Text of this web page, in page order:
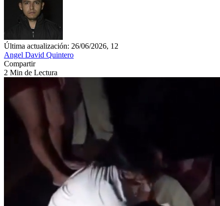
Última actualización: 26/06/2026, 12
Angel David Quintero
Compartir
2 Min de Lectura